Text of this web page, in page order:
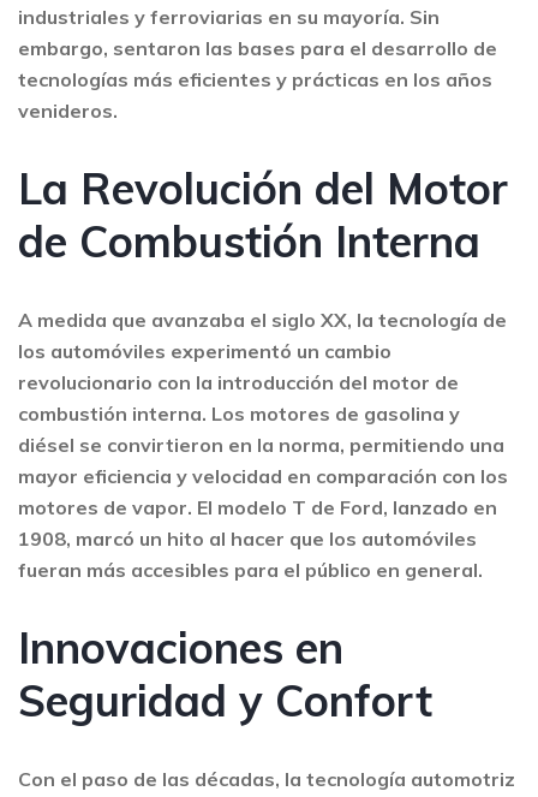
industriales y ferroviarias en su mayoría. Sin
embargo, sentaron las bases para el desarrollo de
tecnologías más eficientes y prácticas en los años
venideros.
La Revolución del Motor
de Combustión Interna
A medida que avanzaba el siglo XX, la tecnología de
los automóviles experimentó un cambio
revolucionario con la introducción del motor de
combustión interna. Los motores de gasolina y
diésel se convirtieron en la norma, permitiendo una
mayor eficiencia y velocidad en comparación con los
motores de vapor. El modelo T de Ford, lanzado en
1908, marcó un hito al hacer que los automóviles
fueran más accesibles para el público en general.
Innovaciones en
Seguridad y Confort
Con el paso de las décadas, la tecnología automotriz